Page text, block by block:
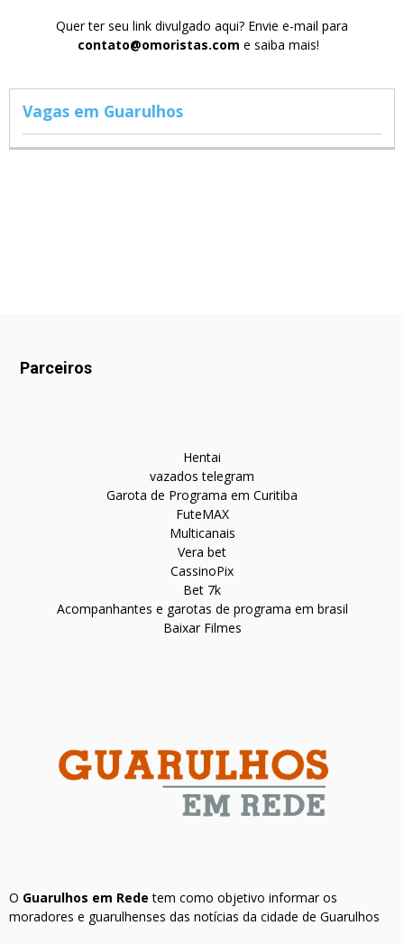
Quer ter seu link divulgado aqui? Envie e-mail para
contato@omoristas.com e saiba mais!
Vagas em Guarulhos
Parceiros
Hentai
vazados telegram
Garota de Programa em Curitiba
FuteMAX
Multicanais
Vera bet
CassinoPix
Bet 7k
Acompanhantes e garotas de programa em brasil
Baixar Filmes
O Guarulhos em Rede tem como objetivo informar os
moradores e guarulhenses das notícias da cidade de Guarulhos